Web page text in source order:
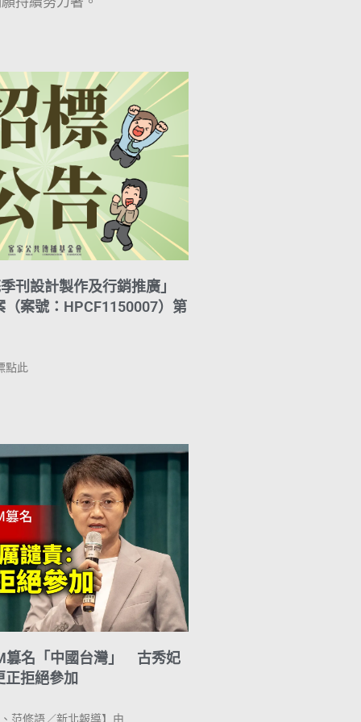
刊設計製作及行銷推廣」
案號：HPCF1150007）第
點此
篡名「中國台灣」 古秀妃
正拒絕參加
范修語／新北報導】由